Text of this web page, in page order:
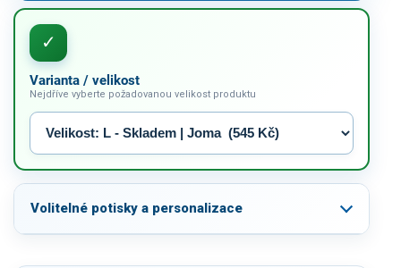
Varianta / velikost
Nejdříve vyberte požadovanou velikost produktu
Volitelné potisky a personalizace